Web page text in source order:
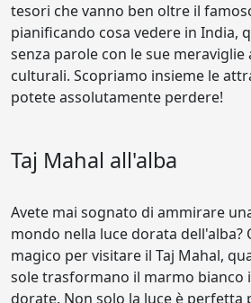
tesori che vanno ben oltre il
pianificando cosa vedere in India,
senza parole con le sue
culturali. Scopriamo insieme le
potete assolutamente perdere!
Taj Mahal all'alba
Avete mai sognato di ammirare
mondo nella luce dorata dell'alba?
magico per visitare il Taj Mahal,
sole trasformano il marmo bianco
dorate. Non solo la luce è perfetta